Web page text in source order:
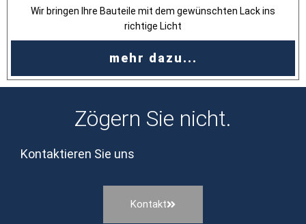
Wir bringen Ihre Bauteile mit dem gewünschten Lack ins
richtige Licht
mehr dazu...
Zögern Sie nicht.
Kontaktieren Sie uns
Kontakt